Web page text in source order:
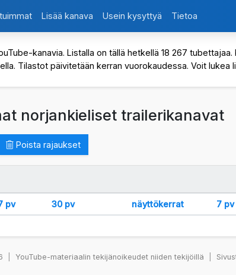
Lisää kanava Usein kysyttyä Tietoa
kanavia. Listalla on tällä hetkellä 18 267
Tilastot päivitetään kerran vuorokaudessa. Voit lukea
norjankieliset trailerikanavat
Poista rajaukset
pv 30 pv näyttökerrat 7 pv
YouTube-materiaalin tekijänoikeudet niiden tekijöillä